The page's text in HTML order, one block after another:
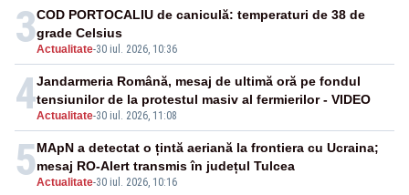
3Actualitate-30 iul. 2026, 10:36
COD PORTOCALIU de caniculă: temperaturi de 38 de
grade Celsius
4Actualitate-30 iul. 2026, 11:08
Jandarmeria Română, mesaj de ultimă oră pe fondul
tensiunilor de la protestul masiv al fermierilor - VIDEO
5Actualitate-30 iul. 2026, 10:16
MApN a detectat o țintă aeriană la frontiera cu Ucraina;
mesaj RO-Alert transmis în județul Tulcea